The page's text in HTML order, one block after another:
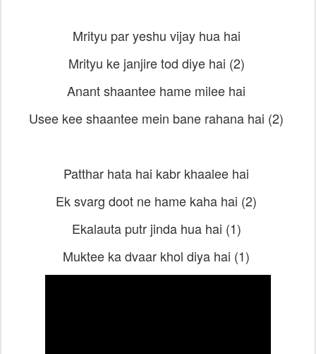
Mrityu par yeshu vijay hua hai
Mrityu ke janjire tod diye hai (2)
Anant shaantee hame milee hai
Usee kee shaantee mein bane rahana hai (2)
Patthar hata hai kabr khaalee hai
Ek svarg doot ne hame kaha hai (2)
Ekalauta putr jinda hua hai (1)
Muktee ka dvaar khol diya hai (1)